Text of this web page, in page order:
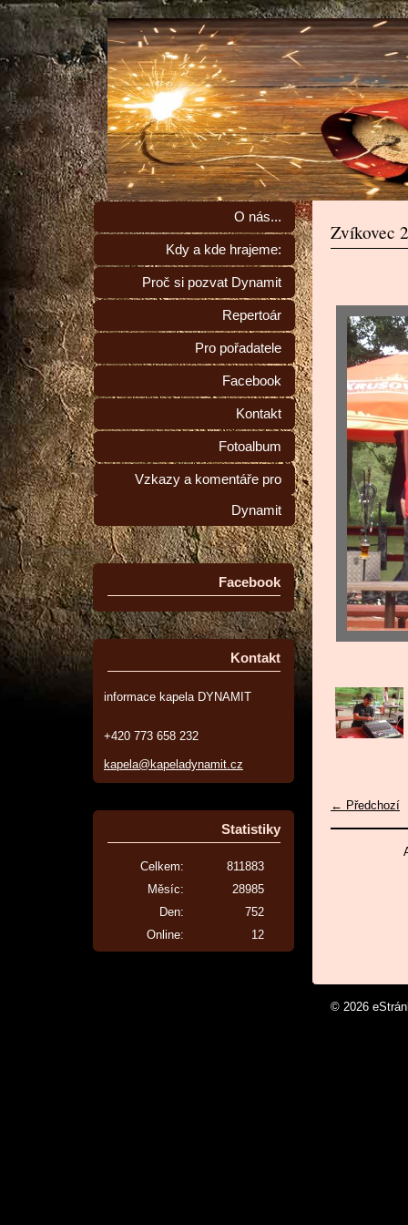
O nás...
Kdy a kde hrajeme:
Proč si pozvat Dynamit
Repertoár
Pro pořadatele
Facebook
Kontakt
Fotoalbum
Vzkazy a komentáře pro
Dynamit
Facebook
Kontakt
informace kapela DYNAMIT
+420 773 658 232
kapela@kapeladynamit.cz
Statistiky
Online: 12
Celkem:
811883
Měsíc:
28985
Den:
752
Zvíkovec
← Předchozí
© 2026